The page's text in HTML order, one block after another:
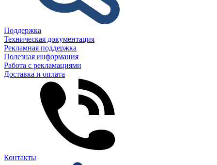
Поддержка
Техническая документация
Рекламная поддержка
Полезная информация
Работа с рекламациями
Доставка и оплата
Контакты